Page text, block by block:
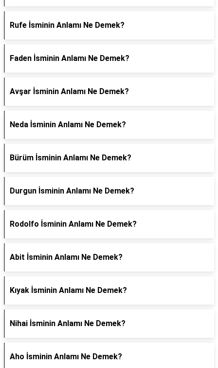
Rufe İsminin Anlamı Ne Demek?
Faden İsminin Anlamı Ne Demek?
Avşar İsminin Anlamı Ne Demek?
Neda İsminin Anlamı Ne Demek?
Bürüm İsminin Anlamı Ne Demek?
Durgun İsminin Anlamı Ne Demek?
Rodolfo İsminin Anlamı Ne Demek?
Abit İsminin Anlamı Ne Demek?
Kıyak İsminin Anlamı Ne Demek?
Nihai İsminin Anlamı Ne Demek?
Aho İsminin Anlamı Ne Demek?